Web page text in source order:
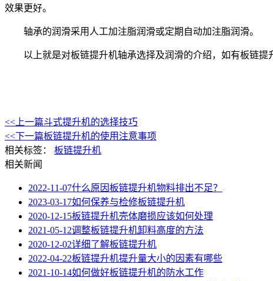
效果更好。
轴承的润滑采用人工加注脂润滑或定期自动加注脂润滑。
以上就是对板链提升机轴承选择及润滑的介绍，如有板链提
<<上一篇斗式提升机的选择技巧
<<下一篇板链提升机的使用注意事项
相关标签： 板链提升机
相关新闻
2022-11-07什么原因板链提升机物料排出不足？
2023-03-17如何保养与检修板链提升机
2020-12-15板链提升机壳体磨损应该如何处理
2021-05-12调整板链提升机卸料高度的方法
2020-12-02详细了解板链提升机
2022-04-22板链提升机提升量大小的因素有哪些
2021-10-14如何做好板链提升机的防水工作